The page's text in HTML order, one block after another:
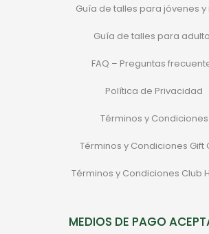
Guía de talles para jóvenes y
Guía de talles para
FAQ – Preguntas
Política de Privacidad
Términos y Condiciones
Términos y Condiciones Gift
Términos y Condiciones Club
MEDIOS DE PAGO